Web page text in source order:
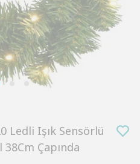
Ledli Işık Sensörlü
38Cm Çapında